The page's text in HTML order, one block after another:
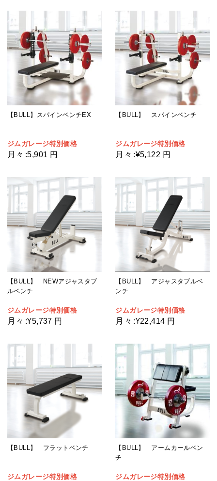
【BULL】スパインベンチEX
ジムガレージ特別価格
月々 :5,901 円
【BULL】 スパインベンチ
ジムガレージ特別価格
月々 :¥5,122 円
【BULL】 NEWアジャスタブ
ルベンチ
ジムガレージ特別価格
月々 :¥5,737 円
【BULL】 アジャスタブルベ
ンチ
ジムガレージ特別価格
月々 :¥22,414 円
【BULL】 フラットベンチ
ジムガレージ特別価格
【BULL】 アームカールベン
チ
ジムガレージ特別価格